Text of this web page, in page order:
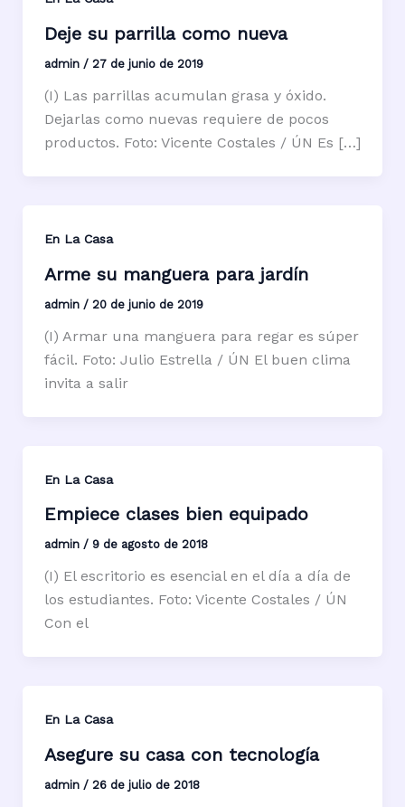
Deje su parrilla como nueva
admin / 27 de junio de 2019
(I) Las parrillas acumulan grasa y óxido.
Dejarlas como nuevas requiere de pocos
productos. Foto: Vicente Costales / ÚN Es […]
En La Casa
Arme su manguera para jardín
admin / 20 de junio de 2019
(I) Armar una manguera para regar es súper
fácil. Foto: Julio Estrella / ÚN El buen clima
invita a salir
En La Casa
Empiece clases bien equipado
admin / 9 de agosto de 2018
(I) El escritorio es esencial en el día a día de
los estudiantes. Foto: Vicente Costales / ÚN
Con el
En La Casa
Asegure su casa con tecnología
admin / 26 de julio de 2018